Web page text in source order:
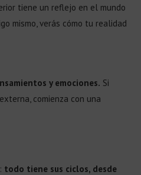
tiene un reflejo en el mundo
mismo, verás cómo tu realidad
y emociones. Si
comienza con una
todo tiene sus ciclos, desde